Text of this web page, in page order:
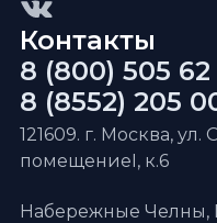
Контакты
8 (800) 505
8 (8552) 205
121609. г. Москва,
помещениеI, к.6
Набережные Челны,